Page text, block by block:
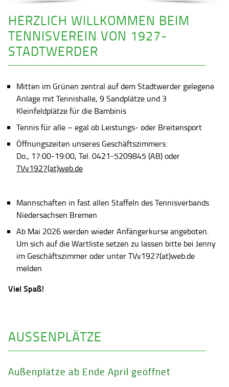
HERZLICH WILLKOMMEN BEIM
TENNISVEREIN VON 1927-
STADTWERDER
Mitten im Grünen zentral auf dem Stadtwerder gelegene
Anlage mit Tennishalle, 9 Sandplätze und 3
Kleinfeldplätze für die Bambinis
Tennis für alle – egal ob Leistungs- oder Breitensport
Öffnungszeiten unseres Geschäftszimmers:
Do., 17:00-19:00, Tel. 0421-5209845 (AB) oder
TVv1927(at)web.de
Mannschaften in fast allen Staffeln des Tennisverbands
Niedersachsen Bremen
Ab Mai 2026 werden wieder Anfängerkurse angeboten.
Um sich auf die Wartliste setzen zu lassen bitte bei Jenny
im Geschäftszimmer oder unter TVv1927(at)web.de
melden
Viel Spaß!
AUSSENPLÄTZE
Außenplätze ab Ende April geöffnet